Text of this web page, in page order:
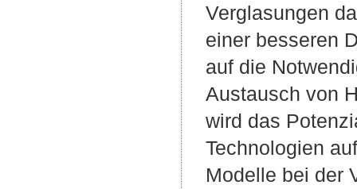
Verglasungen
einer besseren
auf die
Austausch von
wird das
Technologien
Modelle bei der